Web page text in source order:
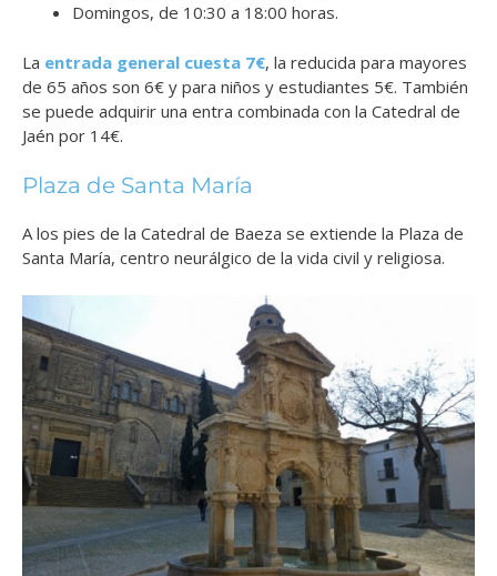
Domingos, de 10:30 a 18:00 horas.
La entrada general cuesta 7€, la reducida para mayores
de 65 años son 6€ y para niños y estudiantes 5€. También
se puede adquirir una entra combinada con la Catedral de
Jaén por 14€.
Plaza de Santa María
A los pies de la Catedral de Baeza se extiende la Plaza de
Santa María, centro neurálgico de la vida civil y religiosa.